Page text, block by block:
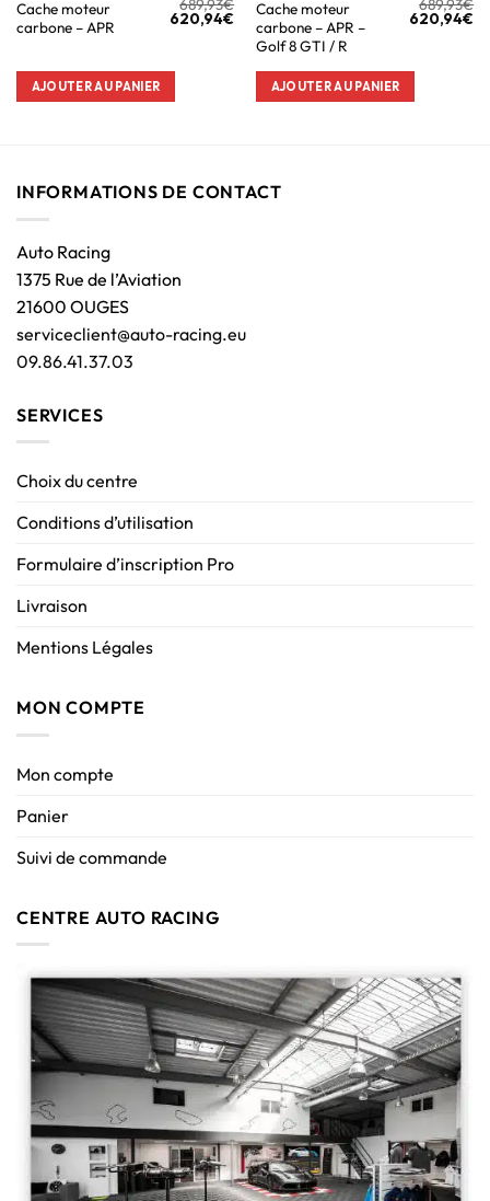
Cache moteur
carbone – APR
620,94€
AJOUTER AU PANIER
Cache moteur
carbone – APR –
Golf 8 GTI / R
620,94€
AJOUTER AU PANIER
INFORMATIONS DE CONTACT
Auto Racing
1375 Rue de l’Aviation
21600 OUGES
serviceclient@auto-racing.eu
09.86.41.37.03
SERVICES
Choix du centre
Conditions d’utilisation
Formulaire d’inscription Pro
Livraison
Mentions Légales
MON COMPTE
Mon compte
Panier
Suivi de commande
CENTRE AUTO RACING